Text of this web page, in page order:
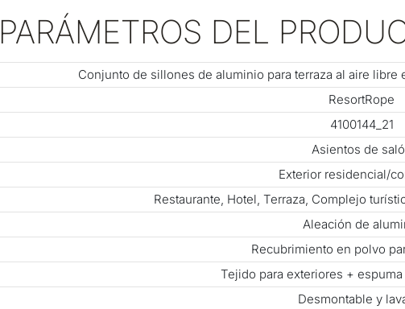
PARÁMETROS DEL
Conjunto de sillones de aluminio para terraza al aire libre
ResortRope
4100144_21
Asientos de
Exterior residencial/
Restaurante, Hotel, Terraza, Complejo
Aleación de
Recubrimiento en polvo
Tejido para exteriores +
Desmontable y